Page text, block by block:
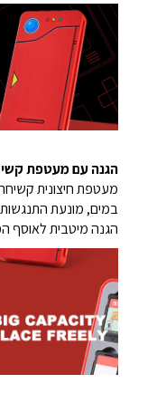
הגנה עם מעטפת
מעטפת חיצונית
במים, מונעת
הגנה מיטבית לאוסף